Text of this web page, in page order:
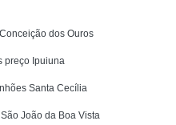
dos Ouros
preço Ipuiuna
Santa Cecília
João da Boa Vista